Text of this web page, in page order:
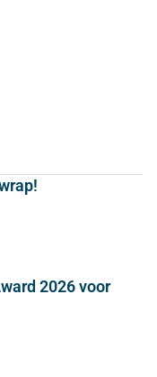
2026 voor